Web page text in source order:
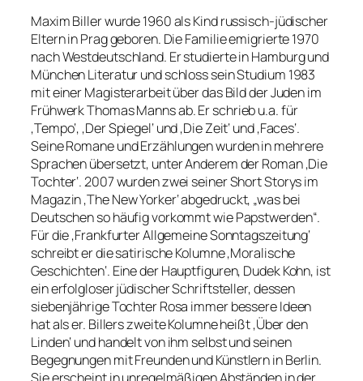
Maxim Biller wurde 1960 als Kind russisch-jüdischer
Eltern in Prag geboren. Die Familie emigrierte 1970
nach Westdeutschland. Er studierte in Hamburg und
München Literatur und schloss sein Studium 1983
mit einer Magisterarbeit über das Bild der Juden im
Frühwerk Thomas Manns ab. Er schrieb u.a. für
‚Tempo‘, ‚Der Spiegel‘ und ‚Die Zeit‘ und ‚Faces‘.
Seine Romane und Erzählungen wurden in mehrere
Sprachen übersetzt, unter Anderem der Roman ‚Die
Tochter‘. 2007 wurden zwei seiner Short Storys im
Magazin ‚The New Yorker‘ abgedruckt, „was bei
Deutschen so häufig vorkommt wie Papstwerden“.
Für die ‚Frankfurter Allgemeine Sonntagszeitung‘
schreibt er die satirische Kolumne ‚Moralische
Geschichten‘. Eine der Hauptfiguren, Dudek Kohn, ist
ein erfolgloser jüdischer Schriftsteller, dessen
siebenjährige Tochter Rosa immer bessere Ideen
hat als er. Billers zweite Kolumne heißt ‚Über den
Linden‘ und handelt von ihm selbst und seinen
Begegnungen mit Freunden und Künstlern in Berlin.